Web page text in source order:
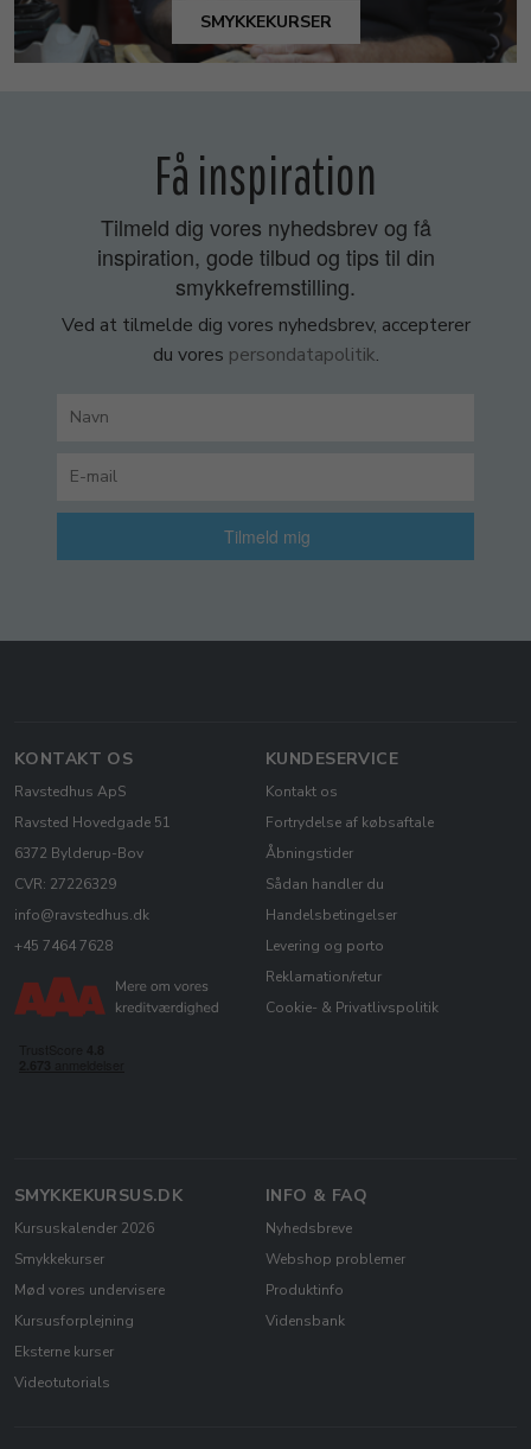
SMYKKEKURSER
Få inspiration
Tilmeld dig vores nyhedsbrev og få
inspiration, gode tilbud og tips til din
smykkefremstilling.
Ved at tilmelde dig vores nyhedsbrev, accepterer
du vores persondatapolitik.
Tilmeld mig
KONTAKT OS
Ravstedhus ApS
Ravsted Hovedgade 51
6372 Bylderup-Bov
CVR: 27226329
info@ravstedhus.dk
+45 7464 7628
KUNDESERVICE
Kontakt os
Fortrydelse af købsaftale
Åbningstider
Sådan handler du
Handelsbetingelser
Levering og porto
Reklamation/retur
Cookie- & Privatlivspolitik
SMYKKEKURSUS.DK
Kursuskalender 2026
Smykkekurser
Mød vores undervisere
Kursusforplejning
Eksterne kurser
Videotutorials
INFO & FAQ
Nyhedsbreve
Webshop problemer
Produktinfo
Vidensbank